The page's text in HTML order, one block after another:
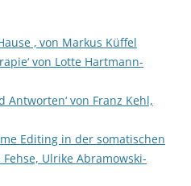
‚ von Markus Küffel
von Lotte Hartmann-
Antworten‘ von Franz Kehl,
Editing in der somatischen
Fehse, Ulrike Abramowski-